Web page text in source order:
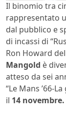
Il binomio tra
rappresentato
dal pubblico e
di incassi di
Ron Howard
Mangold è
atteso da sei
“Le Mans ’66-
il 14 novembre.